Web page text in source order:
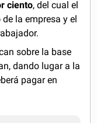
ciento, del cual el
la empresa y el
sobre la base
dando lugar a la
pagar en